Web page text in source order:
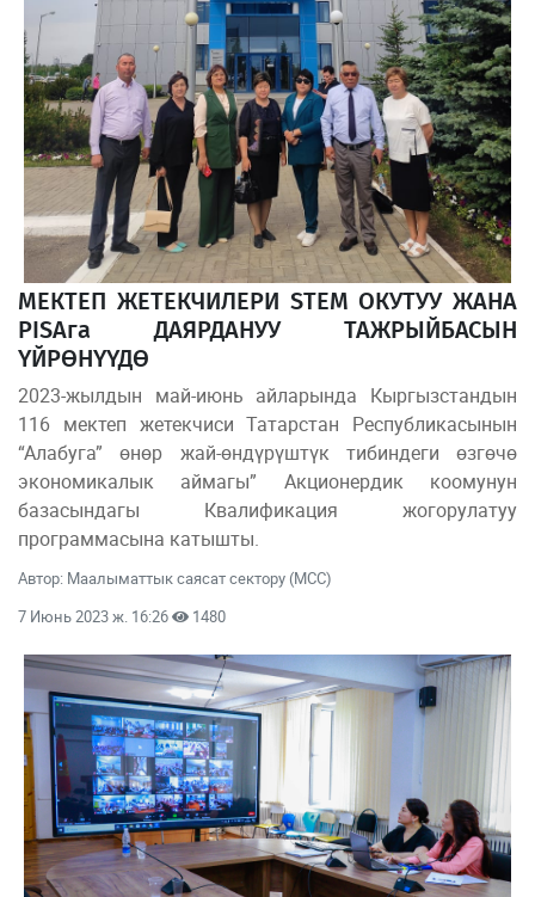
МЕКТЕП ЖЕТЕКЧИЛЕРИ STEM ОКУТУУ ЖАНА
PISAга ДАЯРДАНУУ ТАЖРЫЙБАСЫН
ҮЙРӨНҮҮДӨ
2023-жылдын май-июнь айларында Кыргызстандын
116 мектеп жетекчиси Татарстан Республикасынын
“Алабуга” өнөр жай-өндүрүштүк тибиндеги өзгөчө
экономикалык аймагы” Акционердик коомунун
базасындагы Квалификация жогорулатуу
программасына катышты.
Автор: Маалыматтык саясат сектору (МСС)
7 Июнь 2023 ж. 16:26
1480